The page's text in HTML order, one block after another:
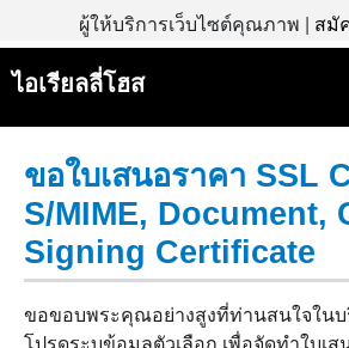
ผู้ให้บริการเว็บไซต์คุณภาพ | สมั
ไอเรียลลี่โฮส
ขอใบเสนอราคา SSL
S/MIME, Document,
Signing Certificate
ขอขอบพระคุณอย่างสูงที่ท่านสนใจในบ